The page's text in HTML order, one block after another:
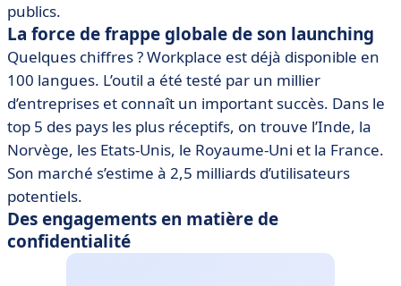
publics.
La force de frappe globale de son launching
Quelques chiffres ? Workplace est déjà disponible en
100 langues. L’outil a été testé par un millier
d’entreprises et connaît un important succès. Dans le
top 5 des pays les plus réceptifs, on trouve l’Inde, la
Norvège, les Etats-Unis, le Royaume-Uni et la France.
Son marché s’estime à 2,5 milliards d’utilisateurs
potentiels.
Des engagements en matière de
confidentialité